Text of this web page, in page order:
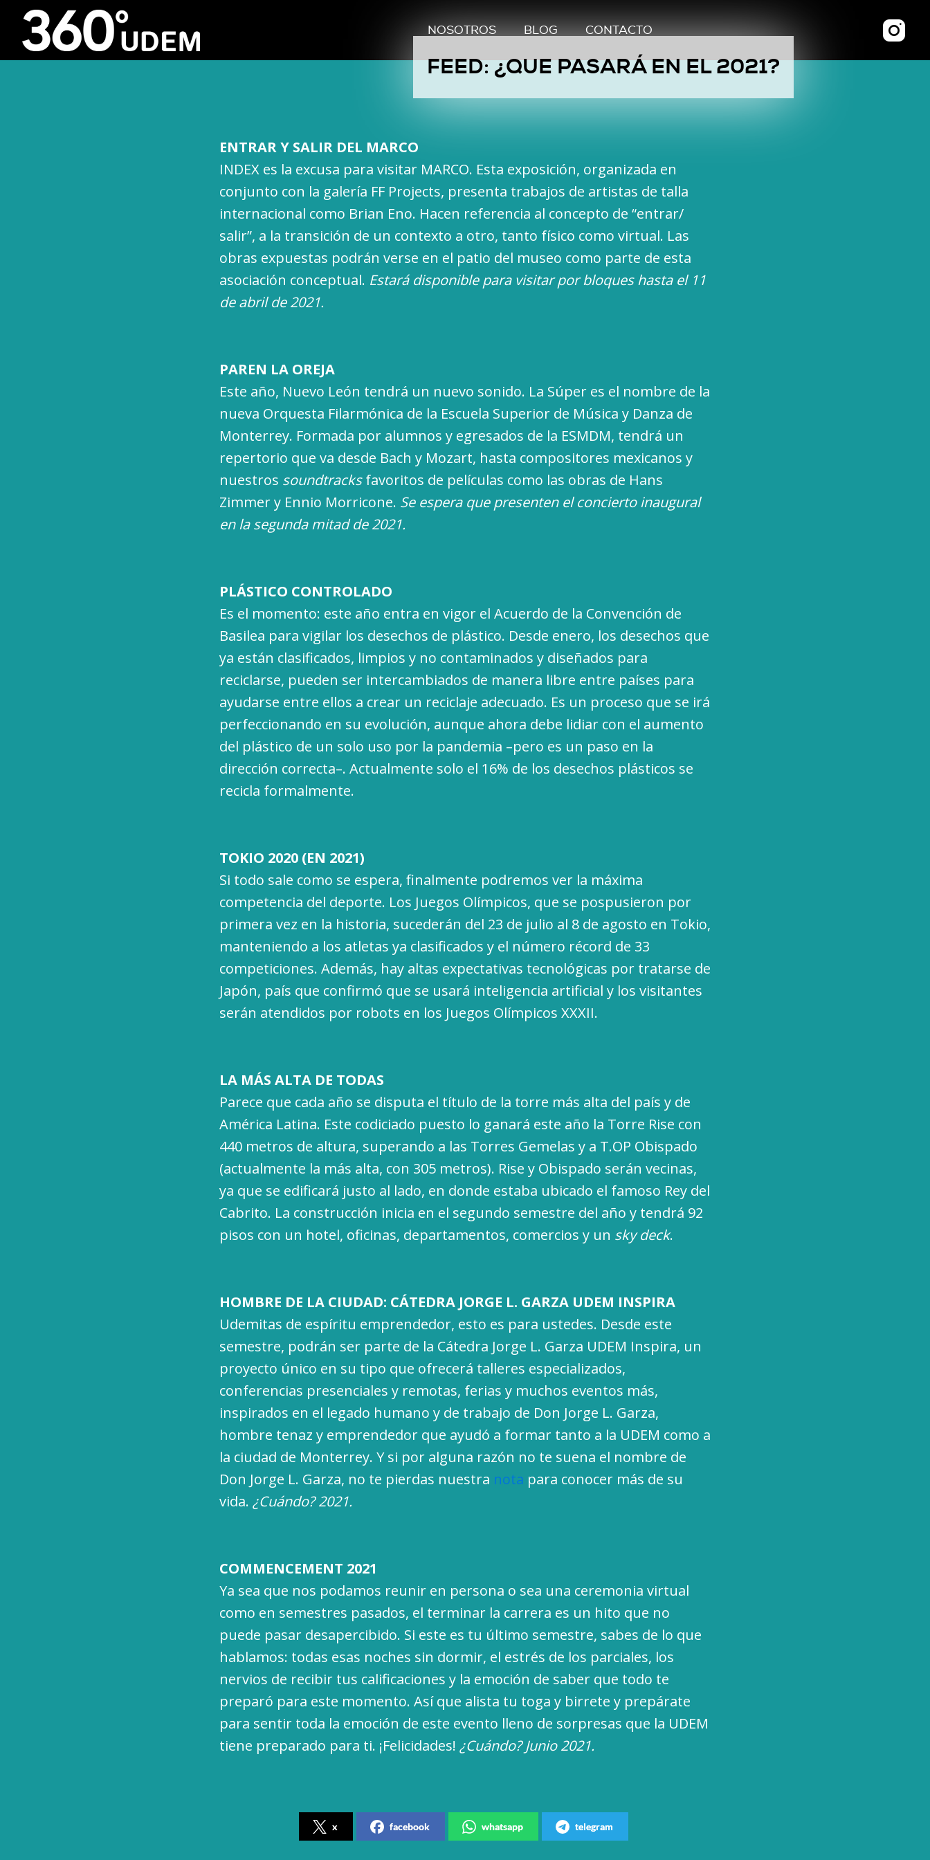
NOSOTROS BLOG CONTACTO
FEED: ¿QUE PASARÁ EN EL 2021?
ENTRAR Y SALIR DEL MARCO
INDEX es la excusa para visitar MARCO. Esta exposición, organizada en
conjunto con la galería FF Projects, presenta trabajos de artistas de talla
internacional como Brian Eno. Hacen referencia al concepto de “entrar/
salir”, a la transición de un contexto a otro, tanto físico como virtual. Las
obras expuestas podrán verse en el patio del museo como parte de esta
asociación conceptual. Estará disponible para visitar por bloques hasta el 11
de abril de 2021.
PAREN LA OREJA
Este año, Nuevo León tendrá un nuevo sonido. La Súper es el nombre de la
nueva Orquesta Filarmónica de la Escuela Superior de Música y Danza de
Monterrey. Formada por alumnos y egresados de la ESMDM, tendrá un
repertorio que va desde Bach y Mozart, hasta compositores mexicanos y
nuestros soundtracksfavoritos de películas como las obras de Hans
Zimmer y Ennio Morricone. Se espera que presenten el concierto inaugural
en la segunda mitad de 2021.
PLÁSTICO CONTROLADO
Es el momento: este año entra en vigor el Acuerdo de la Convención de
Basilea para vigilar los desechos de plástico. Desde enero, los desechos que
ya están clasificados, limpios y no contaminados y diseñados para
reciclarse, pueden ser intercambiados de manera libre entre países para
ayudarse entre ellos a crear un reciclaje adecuado. Es un proceso que se irá
perfeccionando en su evolución, aunque ahora debe lidiar con el aumento
del plástico de un solo uso por la pandemia –pero es un paso en la
dirección correcta–. Actualmente solo el 16% de los desechos plásticos se
recicla formalmente.
TOKIO 2020 (EN 2021)
Si todo sale como se espera, finalmente podremos ver la máxima
competencia del deporte. Los Juegos Olímpicos, que se pospusieron por
primera vez en la historia, sucederán del 23 de julio al 8 de agosto en Tokio,
manteniendo a los atletas ya clasificados y el número récord de 33
competiciones. Además, hay altas expectativas tecnológicas por tratarse de
Japón, país que confirmó que se usará inteligencia artificial y los visitantes
serán atendidos por robots en los Juegos Olímpicos XXXII.
LA MÁS ALTA DE TODAS
Parece que cada año se disputa el título de la torre más alta del país y de
América Latina. Este codiciado puesto lo ganará este año la Torre Rise con
440 metros de altura, superando a las Torres Gemelas y a T.OP Obispado
(actualmente la más alta, con 305 metros). Rise y Obispado serán vecinas,
ya que se edificará justo al lado, en donde estaba ubicado el famoso Rey del
Cabrito. La construcción inicia en el segundo semestre del año y tendrá 92
pisos con un hotel, oficinas, departamentos, comercios y un sky deck.
HOMBRE DE LA CIUDAD: CÁTEDRA JORGE L. GARZA UDEM INSPIRA
Udemitas de espíritu emprendedor, esto es para ustedes. Desde este
semestre, podrán ser parte de la Cátedra Jorge L. Garza UDEM Inspira, un
proyecto único en su tipo que ofrecerá talleres especializados,
conferencias presenciales y remotas, ferias y muchos eventos más,
inspirados en el legado humano y de trabajo de Don Jorge L. Garza,
hombre tenaz y emprendedor que ayudó a formar tanto a la UDEM como a
la ciudad de Monterrey. Y si por alguna razón no te suena el nombre de
Don Jorge L. Garza, no te pierdas nuestra nota para conocer más de su
vida. ¿Cuándo? 2021.
COMMENCEMENT 2021
Ya sea que nos podamos reunir en persona o sea una ceremonia virtual
como en semestres pasados, el terminar la carrera es un hito que no
puede pasar desapercibido. Si este es tu último semestre, sabes de lo que
hablamos: todas esas noches sin dormir, el estrés de los parciales, los
nervios de recibir tus calificaciones y la emoción de saber que todo te
preparó para este momento. Así que alista tu toga y birrete y prepárate
para sentir toda la emoción de este evento lleno de sorpresas que la UDEM
tiene preparado para ti. ¡Felicidades! ¿Cuándo? Junio 2021.
x facebook whatsapp telegram